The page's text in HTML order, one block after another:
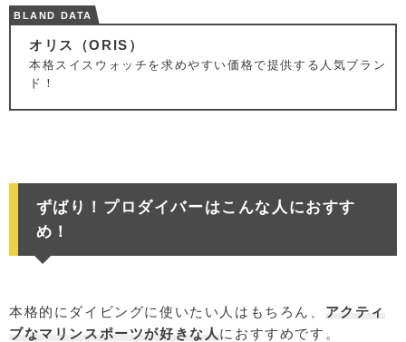
BLAND DATA
オリス（ORIS）
本格スイスウォッチを求めやすい価格で提供する人気ブラン
ド！
ずばり！プロダイバーはこんな人におすす
め！
本格的にダイビングに使いたい人はもちろん、 アクティ
ブなマリンスポーツが好きな人 におすすめです。